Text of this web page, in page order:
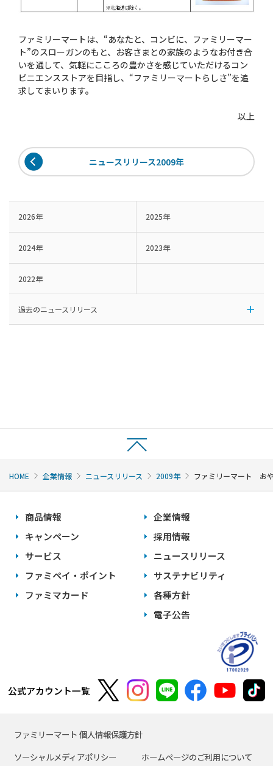
ファミリーマートは、“あなたと、コンビに、ファミリーマー
ト”のスローガンのもと、お客さまとの家族のようなお付き合
いを通して、気軽にこころの豊かさを感じていただけるコン
ビニエンスストアを目指し、“ファミリーマートらしさ”を追
求してまいります。
以上
ニュースリリース2009年
2026年 2025年
2024年 2023年
2022年
過去のニュースリリース
HOME 企業情報 ニュースリリース 2009年 ファミリーマート お
商品情報
キャンペーン
サービス
ファミペイ・ポイント
ファミマカード
企業情報
採用情報
ニュースリリース
サステナビリティ
各種方針
電子公告
公式アカウント一覧
ファミリーマート 個人情報保護方針
ソーシャルメディアポリシー
ホームページのご利用について